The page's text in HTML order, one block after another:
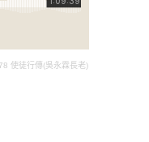
使徒行傳(吳永霖長老)